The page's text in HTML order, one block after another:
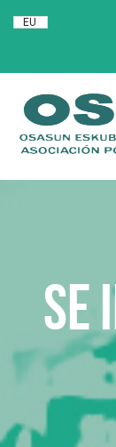
EU